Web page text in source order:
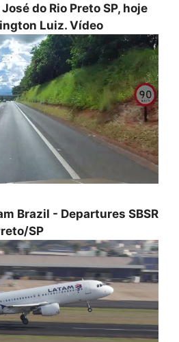
do Rio Preto SP, hoje
Luiz. Vídeo
Brazil - Departures SBSR
SP